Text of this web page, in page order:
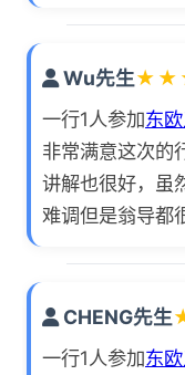
Wu先生★ ★
一行1人参加东
非常满意这次的
讲解也很好，虽
难调但是翁导都
CHENG先生
一行1人参加东